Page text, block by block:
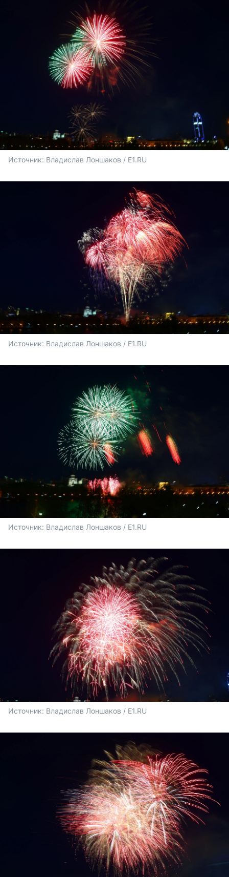
Источник: Владислав Лоншаков / E1.RU
Источник: Владислав Лоншаков / E1.RU
Источник: Владислав Лоншаков / E1.RU
Источник: Владислав Лоншаков / E1.RU